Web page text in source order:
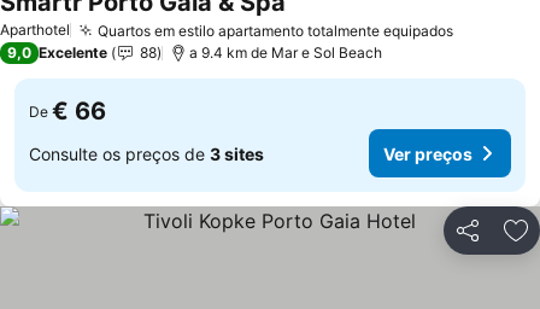
Aparthotel Quartos em estilo apartamento totalmente equipadosVer
9,0 Excelente 88 a 9.4 km de Mar e Sol Beach
De € 66
Consulte os preços de 3 sites Ver preços
Partilhar